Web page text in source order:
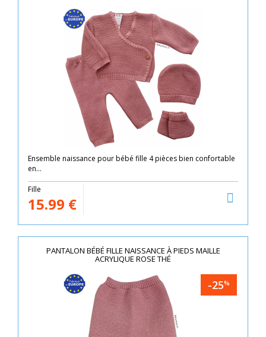
Ensemble naissance pour bébé fille 4 pièces bien confortable
en...
Fille
15.99 €
PANTALON BÉBÉ FILLE NAISSANCE À PIEDS MAILLE
ACRYLIQUE ROSE THÉ
-25%